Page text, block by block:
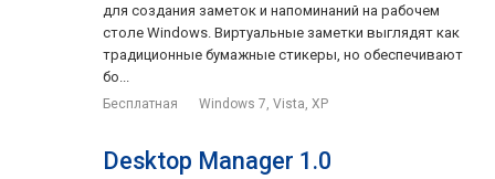
для создания заметок и напоминаний на рабочем
столе Windows. Виртуальные заметки выглядят как
традиционные бумажные стикеры, но обеспечивают
бо...
Бесплатная Windows 7, Vista, XP
Desktop Manager 1.0